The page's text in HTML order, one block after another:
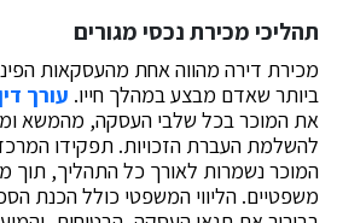
תהליכי מכירת נכסי מגורים
מכירת דירה מהווה אחת מהעסקאות
ביותר שאדם מבצע במהלך חייו. עורך
את המוכר בכל שלבי העסקה, מהמשא
להשלמת העברת הזכויות. תפקידו
המוכר נשמרות לאורך כל התהליך, תוך
משפטיים. הליווי המשפטי כולל הכנת